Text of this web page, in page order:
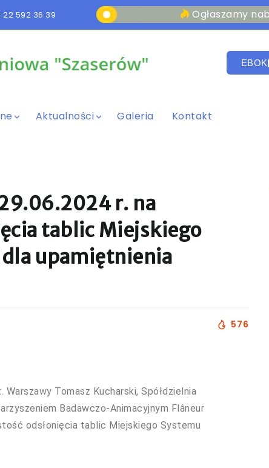
22 592 36 39 Ogłaszamy nabór na
EBOK
Aktualności Galeria Kontakt
r. na
tablic Miejskiego
upamiętnienia
576
Tomasz Kucharski, Spółdzielnia
Badawczo-Animacyjnym Flâneur
odsłonięcia tablic Miejskiego Systemu